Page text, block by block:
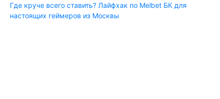
Где круче всего ставить? Лайфхак по Melbet БК для
настоящих геймеров из Москвы